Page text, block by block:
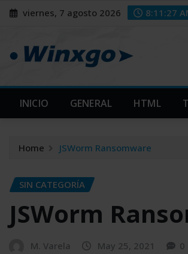
Skip viernes, 7 agosto 2026 8:11:28
INICIO GENERAL HTML
Home JSWorm Ransomware
SIN CATEGORÍA
JSWorm
M. Varela May 25, 2021 0
modal-check
modal-check